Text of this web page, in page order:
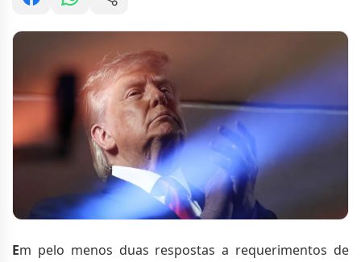
Em pelo menos duas respostas a requerimentos de